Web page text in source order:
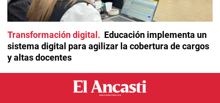
Transformación digital
Educación implementa un
sistema digital para agilizar la cobertura de cargos
y altas docentes